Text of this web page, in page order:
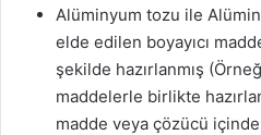
Alüminyum tozu ile
elde edilen boyayıcı
şekilde hazırlanmış
maddelerle birlikte
madde veya çözücü